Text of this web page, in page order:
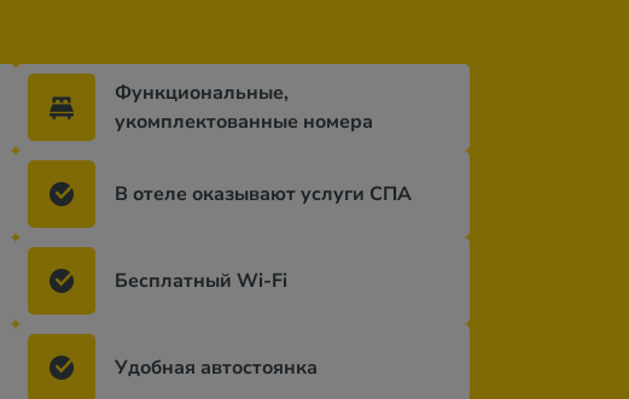
Функциональные,
укомплектованные номера
В отеле оказывают услуги СПА
Бесплатный Wi-Fi
Удобная автостоянка